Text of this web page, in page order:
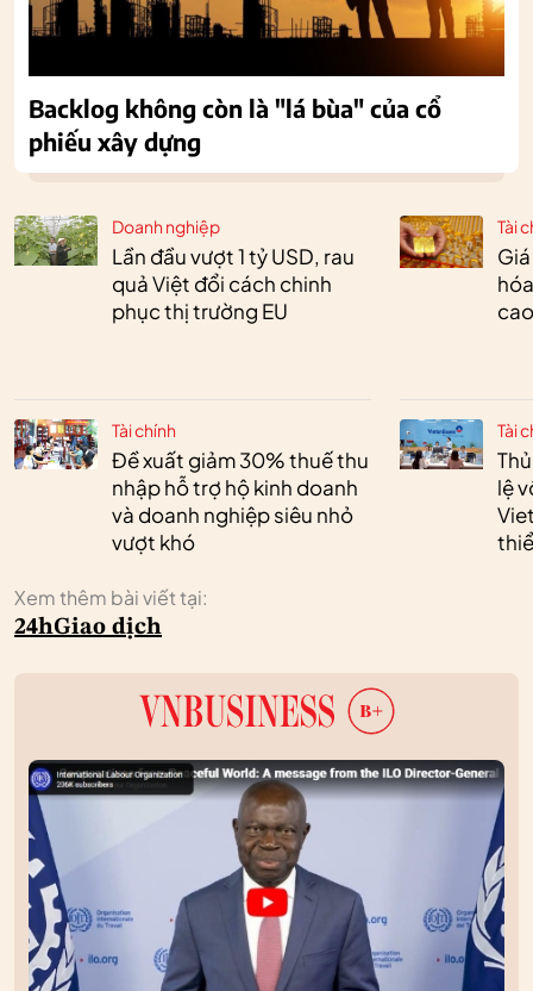
Doanh nghiệp
Lần đầu vượt 1 tỷ USD, rau
quả Việt đổi cách chinh
phục thị trường EU
Tài chính
Đề xuất giảm 30% thuế thu
nhập hỗ trợ hộ kinh doanh
và doanh nghiệp siêu nhỏ
vượt khó
Tài
Tài
lệ
Xem thêm bài viết tại:
24hGiao dịch
Backlog không còn là "lá bùa" của cổ
phiếu xây dựng